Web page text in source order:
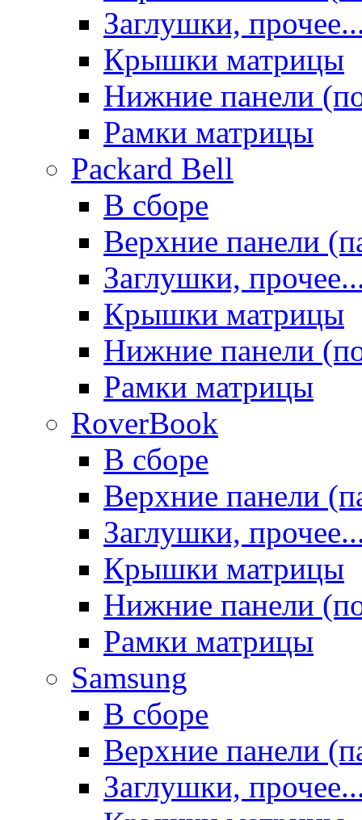
Заглушки,
Крышки матрицы
Нижние панели
Рамки матрицы
Packard Bell
В сборе
Верхние панели
Заглушки,
Крышки матрицы
Нижние панели
Рамки матрицы
RoverBook
В сборе
Верхние панели
Заглушки,
Крышки матрицы
Нижние панели
Рамки матрицы
Samsung
В сборе
Верхние панели
Заглушки,